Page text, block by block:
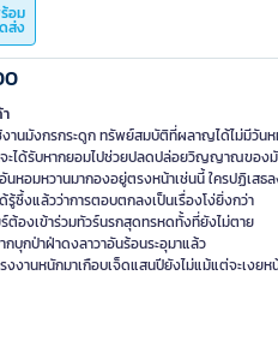
อม
ส่ง
งานมังกรกระดูก ทรัพย์สมบัติที่ผลาญได้ไม่มีวัน
ะได้รับหากยอมไปช่วยปลดปล่อยวิญญาณของมั
นหอมหวานมากองอยู่ตรงหน้าเช่นนี้ ใครปฏิเสธ
รู้ซึ้งแล้วว่าการตอบตกลงเป็นเรื่องโง่ยิ่งกว่า
ร์ต้องเข้าร่วมทัวร์นรกสุดทรหดทั้งที่ยังไม่ตาย
กบุกป่าฝ่าดงลาวาอันร้อนระอุมาแล้ว
งงานหนักมาเกือบเจ็ดแสนปียังไม่แม้แต่จะเงยห